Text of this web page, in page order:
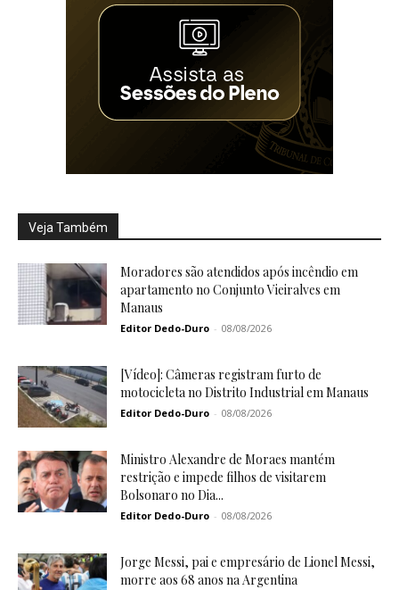
Veja Também
Moradores são atendidos após incêndio em
apartamento no Conjunto Vieiralves em
Manaus
Editor Dedo-Duro - 08/08/2026
[Vídeo]: Câmeras registram furto de
motocicleta no Distrito Industrial em Manaus
Editor Dedo-Duro - 08/08/2026
Ministro Alexandre de Moraes mantém
restrição e impede filhos de visitarem
Bolsonaro no Dia...
Editor Dedo-Duro - 08/08/2026
Jorge Messi, pai e empresário de Lionel Messi,
morre aos 68 anos na Argentina